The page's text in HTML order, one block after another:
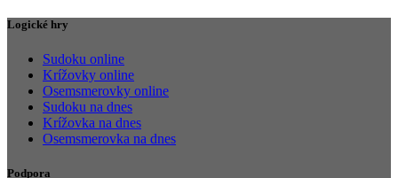
Logické hry
Sudoku online
Krížovky online
Osemsmerovky online
Sudoku na dnes
Krížovka na dnes
Osemsmerovka na dnes
Podpora